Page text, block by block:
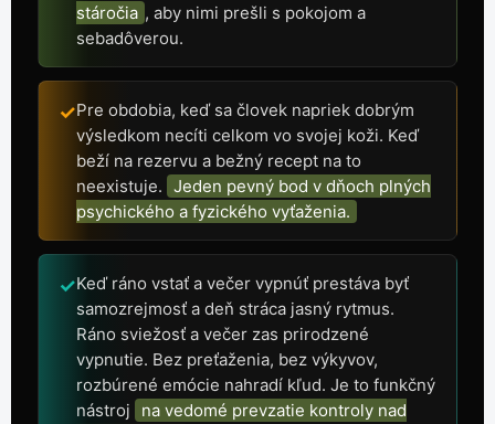
stáročia , aby nimi prešli s pokojom a
sebadôverou.
✓Pre obdobia, keď sa človek napriek dobrým
výsledkom necíti celkom vo svojej koži. Keď
beží na rezervu a bežný recept na to
neexistuje. Jeden pevný bod v dňoch plných
psychického a fyzického vyťaženia.
✓Keď ráno vstať a večer vypnúť prestáva byť
samozrejmosť a deň stráca jasný rytmus.
Ráno sviežosť a večer zas prirodzené
vypnutie. Bez preťaženia, bez výkyvov,
rozbúrené emócie nahradí kľud. Je to funkčný
nástroj
na vedomé prevzatie kontroly nad